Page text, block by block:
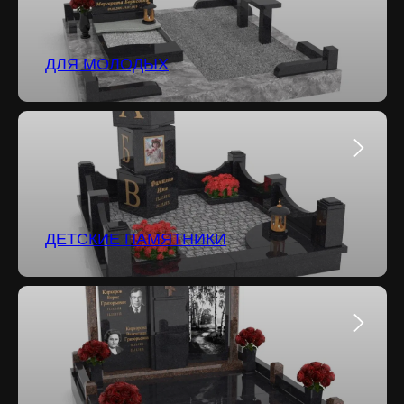
ДЛЯ МОЛОДЫХ
ДЕТСКИЕ ПАМЯТНИКИ